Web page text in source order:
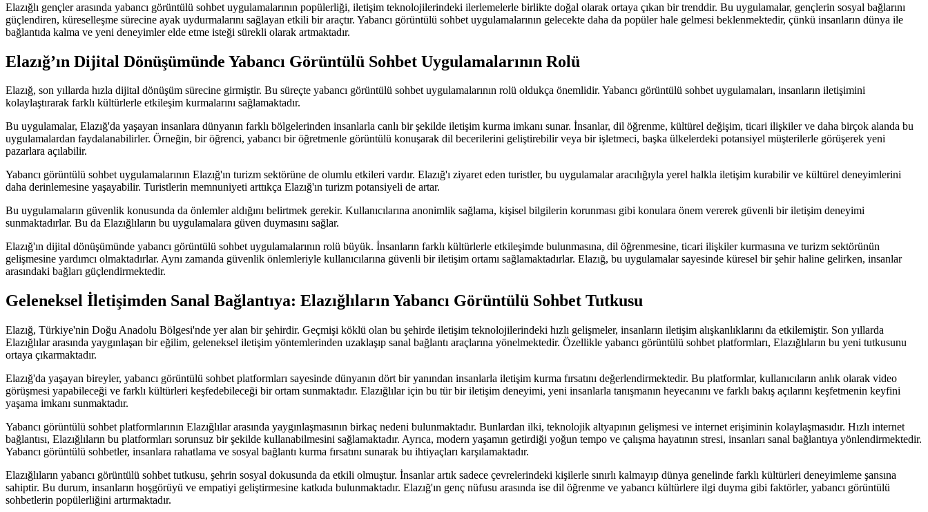
Elazığlı gençler arasında yabancı görüntülü sohbet uygulamalarının popülerliği, iletişim teknolojilerindeki ilerlemelerle birlikte doğal olarak ortaya çıkan bir trenddir. Bu uygulamalar, gençlerin sosyal bağlarını
güçlendiren, küreselleşme sürecine ayak uydurmalarını sağlayan etkili bir araçtır. Yabancı görüntülü sohbet uygulamalarının gelecekte daha da popüler hale gelmesi beklenmektedir, çünkü insanların dünya ile
bağlantıda kalma ve yeni deneyimler elde etme isteği sürekli olarak artmaktadır.
Elazığ’ın Dijital Dönüşümünde Yabancı Görüntülü Sohbet Uygulamalarının Rolü
Elazığ, son yıllarda hızla dijital dönüşüm sürecine girmiştir. Bu süreçte yabancı görüntülü sohbet uygulamalarının rolü oldukça önemlidir. Yabancı görüntülü sohbet uygulamaları, insanların iletişimini
kolaylaştırarak farklı kültürlerle etkileşim kurmalarını sağlamaktadır.
Bu uygulamalar, Elazığ'da yaşayan insanlara dünyanın farklı bölgelerinden insanlarla canlı bir şekilde iletişim kurma imkanı sunar. İnsanlar, dil öğrenme, kültürel değişim, ticari ilişkiler ve daha birçok alanda bu
uygulamalardan faydalanabilirler. Örneğin, bir öğrenci, yabancı bir öğretmenle görüntülü konuşarak dil becerilerini geliştirebilir veya bir işletmeci, başka ülkelerdeki potansiyel müşterilerle görüşerek yeni
pazarlara açılabilir.
Yabancı görüntülü sohbet uygulamalarının Elazığ'ın turizm sektörüne de olumlu etkileri vardır. Elazığ'ı ziyaret eden turistler, bu uygulamalar aracılığıyla yerel halkla iletişim kurabilir ve kültürel deneyimlerini
daha derinlemesine yaşayabilir. Turistlerin memnuniyeti arttıkça Elazığ'ın turizm potansiyeli de artar.
Bu uygulamaların güvenlik konusunda da önlemler aldığını belirtmek gerekir. Kullanıcılarına anonimlik sağlama, kişisel bilgilerin korunması gibi konulara önem vererek güvenli bir iletişim deneyimi
sunmaktadırlar. Bu da Elazığlıların bu uygulamalara güven duymasını sağlar.
Elazığ'ın dijital dönüşümünde yabancı görüntülü sohbet uygulamalarının rolü büyük. İnsanların farklı kültürlerle etkileşimde bulunmasına, dil öğrenmesine, ticari ilişkiler kurmasına ve turizm sektörünün
gelişmesine yardımcı olmaktadırlar. Aynı zamanda güvenlik önlemleriyle kullanıcılarına güvenli bir iletişim ortamı sağlamaktadırlar. Elazığ, bu uygulamalar sayesinde küresel bir şehir haline gelirken, insanlar
arasındaki bağları güçlendirmektedir.
Geleneksel İletişimden Sanal Bağlantıya: Elazığlıların Yabancı Görüntülü Sohbet Tutkusu
Elazığ, Türkiye'nin Doğu Anadolu Bölgesi'nde yer alan bir şehirdir. Geçmişi köklü olan bu şehirde iletişim teknolojilerindeki hızlı gelişmeler, insanların iletişim alışkanlıklarını da etkilemiştir. Son yıllarda
Elazığlılar arasında yaygınlaşan bir eğilim, geleneksel iletişim yöntemlerinden uzaklaşıp sanal bağlantı araçlarına yönelmektedir. Özellikle yabancı görüntülü sohbet platformları, Elazığlıların bu yeni tutkusunu
ortaya çıkarmaktadır.
Elazığ'da yaşayan bireyler, yabancı görüntülü sohbet platformları sayesinde dünyanın dört bir yanından insanlarla iletişim kurma fırsatını değerlendirmektedir. Bu platformlar, kullanıcıların anlık olarak video
görüşmesi yapabileceği ve farklı kültürleri keşfedebileceği bir ortam sunmaktadır. Elazığlılar için bu tür bir iletişim deneyimi, yeni insanlarla tanışmanın heyecanını ve farklı bakış açılarını keşfetmenin keyfini
yaşama imkanı sunmaktadır.
Yabancı görüntülü sohbet platformlarının Elazığlılar arasında yaygınlaşmasının birkaç nedeni bulunmaktadır. Bunlardan ilki, teknolojik altyapının gelişmesi ve internet erişiminin kolaylaşmasıdır. Hızlı internet
bağlantısı, Elazığlıların bu platformları sorunsuz bir şekilde kullanabilmesini sağlamaktadır. Ayrıca, modern yaşamın getirdiği yoğun tempo ve çalışma hayatının stresi, insanları sanal bağlantıya yönlendirmektedir.
Yabancı görüntülü sohbetler, insanlara rahatlama ve sosyal bağlantı kurma fırsatını sunarak bu ihtiyaçları karşılamaktadır.
Elazığlıların yabancı görüntülü sohbet tutkusu, şehrin sosyal dokusunda da etkili olmuştur. İnsanlar artık sadece çevrelerindeki kişilerle sınırlı kalmayıp dünya genelinde farklı kültürleri deneyimleme şansına
sahiptir. Bu durum, insanların hoşgörüyü ve empatiyi geliştirmesine katkıda bulunmaktadır. Elazığ'ın genç nüfusu arasında ise dil öğrenme ve yabancı kültürlere ilgi duyma gibi faktörler, yabancı görüntülü
sohbetlerin popülerliğini artırmaktadır.